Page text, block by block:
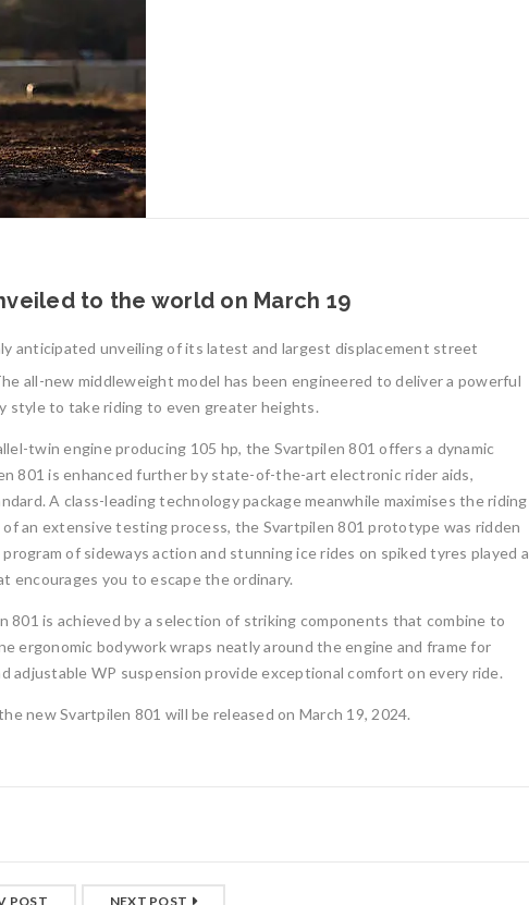
to the world on March 19
anticipated unveiling of its latest and largest displacement street
all-new middleweight model has been engineered to deliver a powerful
style to take riding to even greater heights.
twin engine producing 105 hp, the Svartpilen 801 offers a dynamic
801 is enhanced further by state-of-the-art electronic rider aids,
A class-leading technology package meanwhile maximises the riding
an extensive testing process, the Svartpilen 801 prototype was ridden
of sideways action and stunning ice rides on spiked tyres played a
encourages you to escape the ordinary.
is achieved by a selection of striking components that combine to
ergonomic bodywork wraps neatly around the engine and frame for
WP suspension provide exceptional comfort on every ride.
new Svartpilen 801 will be released on March 19, 2024.
POST NEXT POST